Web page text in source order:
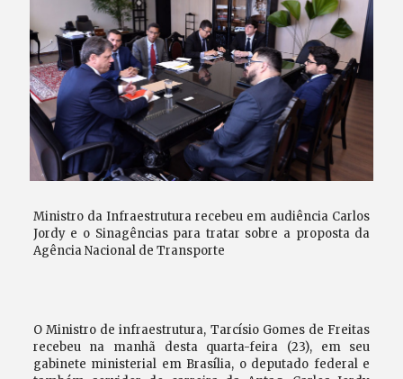
Ministro da Infraestrutura recebeu em audiência Carlos
Jordy e o Sinagências para tratar sobre a proposta da
Agência Nacional de Transporte
O Ministro de infraestrutura, Tarcísio Gomes de Freitas
recebeu na manhã desta quarta-feira (23), em seu
gabinete ministerial em Brasília, o deputado federal e